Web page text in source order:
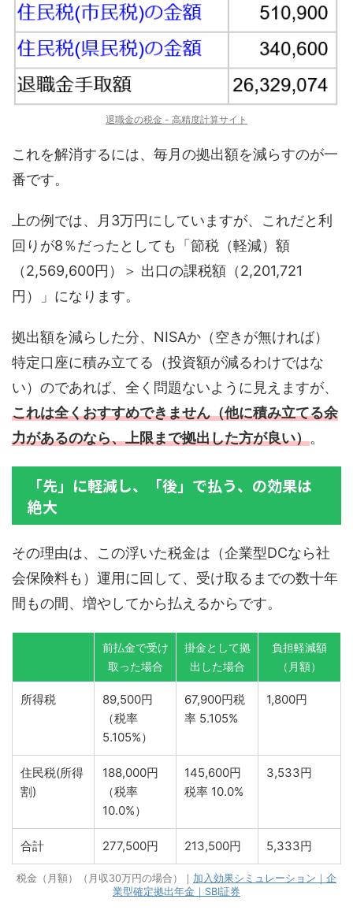
退職金の税金 - 高精度計算サイト
これを解消するには、毎月の拠出額を減らすのが一
番です。
上の例では、月3万円にしていますが、これだと利
回りが8％だったとしても「節税（軽減）額
（2,569,600円）＞ 出口の課税額（2,201,721
円）」になります。
拠出額を減らした分、NISAか（空きが無ければ）
特定口座に積み立てる（投資額が減るわけではな
い）のであれば、全く問題ないように見えますが、
これは全くおすすめできません（他に積み立てる余
力があるのなら、上限まで拠出した方が良い）。
「先」に軽減し、「後」で払う、の効果は
絶大
その理由は、この浮いた税金は（企業型DCなら社
会保険料も）運用に回して、受け取るまでの数十年
間もの間、増やしてから払えるからです。
前払金で受け
取った場合
掛金として拠
出した場合
負担軽減額
（月額）
所得税
89,500円
（税率
5.105%）
67,900円税
率 5.105%
1,800円
住民税(所得
割)
188,000円
（税率
10.0%）
145,600円
税率 10.0%
3,533円
合計 277,500円 213,500円 5,333円
税金（月額）（月収30万円の場合）｜ 加入効果シミュレーション｜企
業型確定拠出年金｜SBI証券